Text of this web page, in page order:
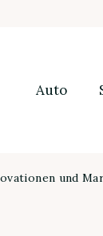
Auto
und